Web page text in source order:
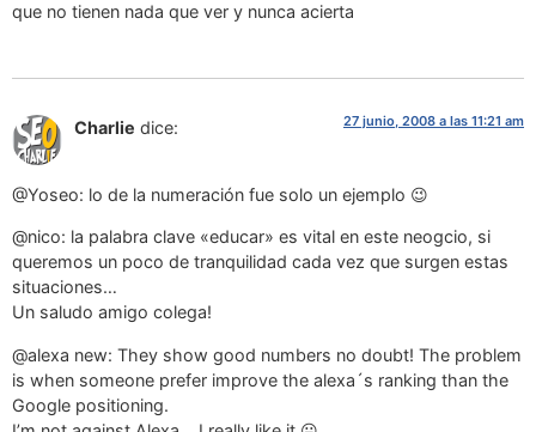
que no tienen nada que ver y nunca acierta
Charlie dice: 27 junio, 2008 a las 11:21 am
@Yoseo: lo de la numeración fue solo un ejemplo 😉
@nico: la palabra clave «educar» es vital en este neogcio, si
queremos un poco de tranquilidad cada vez que surgen estas
situaciones…
Un saludo amigo colega!
@alexa new: They show good numbers no doubt! The problem
is when someone prefer improve the alexa´s ranking than the
Google positioning.